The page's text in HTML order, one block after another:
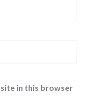
in this browser